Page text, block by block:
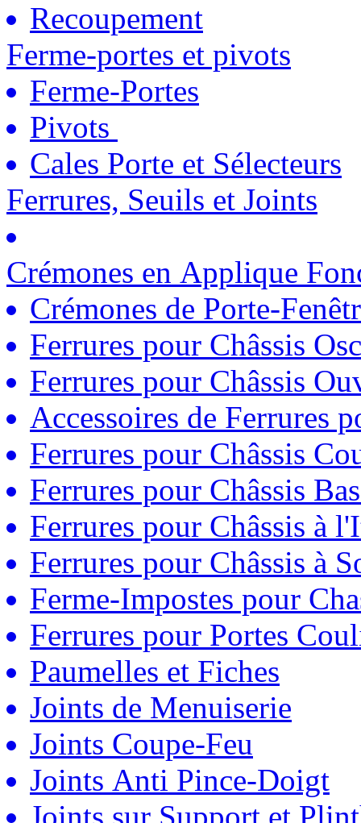
Recoupement
Ferme-portes et pivots
Ferme-Portes
Pivots
Cales Porte et Sélecteurs
Ferrures, Seuils et Joints
Crémones en Applique
Crémones de Porte-
Ferrures pour Châssis
Ferrures pour Châssis
Accessoires de Ferrures
Ferrures pour Châssis
Ferrures pour Châssis
Ferrures pour Châssis à
Ferrures pour Châssis à
Ferme-Impostes pour
Ferrures pour Portes
Paumelles et Fiches
Joints de Menuiserie
Joints Coupe-Feu
Joints Anti Pince-Doigt